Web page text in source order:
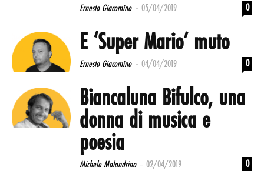
Ernesto Giacomino - 05/04/2019 0
E ‘Super Mario’ muto
Ernesto Giacomino - 04/04/2019 0
Biancaluna Bifulco, una
donna di musica e
poesia
Michele Malandrino - 02/04/2019 0